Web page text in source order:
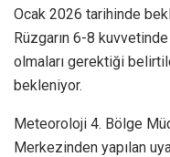
Ocak 2026 tarihinde
Rüzgarın 6-8
olmaları gerektiği
bekleniyor.
Meteoroloji 4. Bölge
Merkezinden yapılan